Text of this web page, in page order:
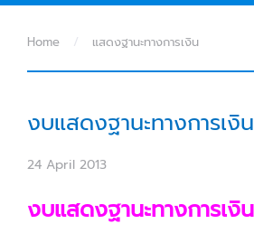
Home แสดงฐานะทางการเงิน
งบแสดงฐานะทางการเงิน
24 April 2013
งบแสดงฐานะทางการเงิน